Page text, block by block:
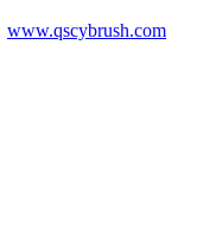
www.qscybrush.com